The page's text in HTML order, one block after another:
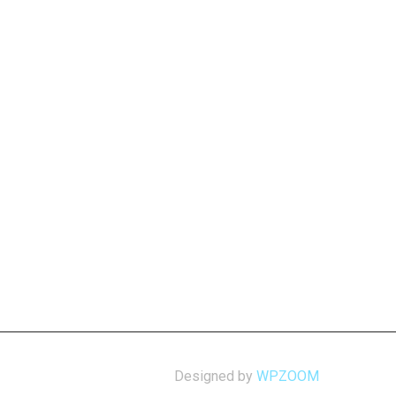
Designed by WPZOOM